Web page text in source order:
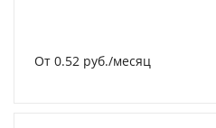
От 0.52 руб./месяц